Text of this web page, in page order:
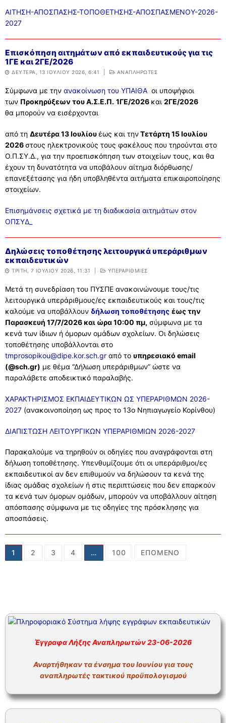
ΑΙΤΗΣΗ-ΑΠΟΣΠΑΣΗΣ-ΤΟΠΟΘΕΤΗΣΗΣ-ΑΠΟΣΠΑΣΜΕΝΟΥ-2026-
2027
Επισκόπηση αιτημάτων από εκπαιδευτικούς για τις
1ΓΕ και 2ΓΕ/2026
ΔΕΥΤΈΡΑ, 13 ΙΟΥΛΊΟΥ 2026, 6:41 ΑΝΑΠΛΗΡΩΤΕΣ
Σύμφωνα με την ανακοίνωση του ΥΠΑΙΘΑ οι υποψήφιοι
των Προκηρύξεων του Α.Σ.Ε.Π. 1ΓΕ/2026 και 2ΓΕ/2026
θα μπορούν να εισέρχονται
από τη Δευτέρα 13 Ιουλίουέως και τηνΤετάρτη 15 Ιουλίου
2026στους ηλεκτρονικούς τους φακέλους που τηρούνται στο
Ο.Π.ΣΥ.Δ., για την προεπισκόπηση των στοιχείων τους, και θα
έχουν τη δυνατότητα να υποβάλουν αίτημα διόρθωσης/
επανεξέτασης για ήδη υποβληθέντα αιτήματα επικαιροποίησης
στοιχείων.
Επισημάνσεις σχετικά με τη διαδικασία αιτημάτων στον
ΟΠΣΥΔ_
Δηλώσεις τοποθέτησης λειτουργικά υπεράριθμων
εκπαιδευτικών
ΤΡΊΤΗ, 7 ΙΟΥΛΊΟΥ 2026, 11:31 ΥΠΕΡΑΡΙΘΜΙΕΣ
Μετά τη συνεδρίαση του ΠΥΣΠΕ ανακοινώνουμε τους/τις
λειτουργικά υπεράριθμους/ες εκπαιδευτικούς και τους/τις
καλούμε να υποβάλλουν δήλωση τοποθέτησης έως την
Παρασκευή 17/7/2026 και ώρα 10:00 πμ, σύμφωνα με τα
κενά των ίδιων ή όμορων ομάδων σχολείων. Οι δηλώσεις
τοποθέτησης υποβάλλονται στο
tmprosopikou@dipe.kor.sch.gr από το υπηρεσιακό email
(@sch.gr) με θέμα “Δήλωση υπεράριθμων” ώστε να
παραλάβετε αποδεικτικό παραλαβής.
ΧΑΡΑΚΤΗΡΙΣΜΟΣ ΕΚΠΑΙΔΕΥΤΙΚΩΝ ΩΣ ΥΠΕΡΑΡΙΘΜΩΝ 2026-
2027 (ανακοινοποίηση ως προς το 13ο Νηπιαγωγείο Κορίνθου)
ΔΙΑΠΙΣΤΩΣΗ ΛΕΙΤΟΥΡΓΙΚΩΝ ΥΠΕΡΑΡΙΘΜΙΩΝ 2026-2027
Παρακαλούμε να τηρηθούν οι οδηγίες που αναγράφονται στη
δήλωση τοποθέτησης. Υπενθυμίζουμε ότι οι υπεράριθμοι/ες
εκπαιδευτικοί αν δεν επιθυμούν να δηλώσουν τα κενά της
ίδιας ομάδας σχολείων ή στις περιπτώσεις που δεν επαρκούν
τα κενά των όμορων ομάδων, μπορούν να υποβάλλουν αίτηση
απόσπασης σύμφωνα με τις οδηγίες της πρόσκλησης για
αποσπάσεις.
Σελιδοποίηση
άρθρων
1 2 3 4 … 100 ΕΠΌΜΕΝΟ
Έγγραφα Λήξης Αναπληρωτών 23-06-2026
Αναρτήθηκαν τα ένσημα του Ιουνίου για τους
αναπληρωτές τακτικού προϋπολογισμού